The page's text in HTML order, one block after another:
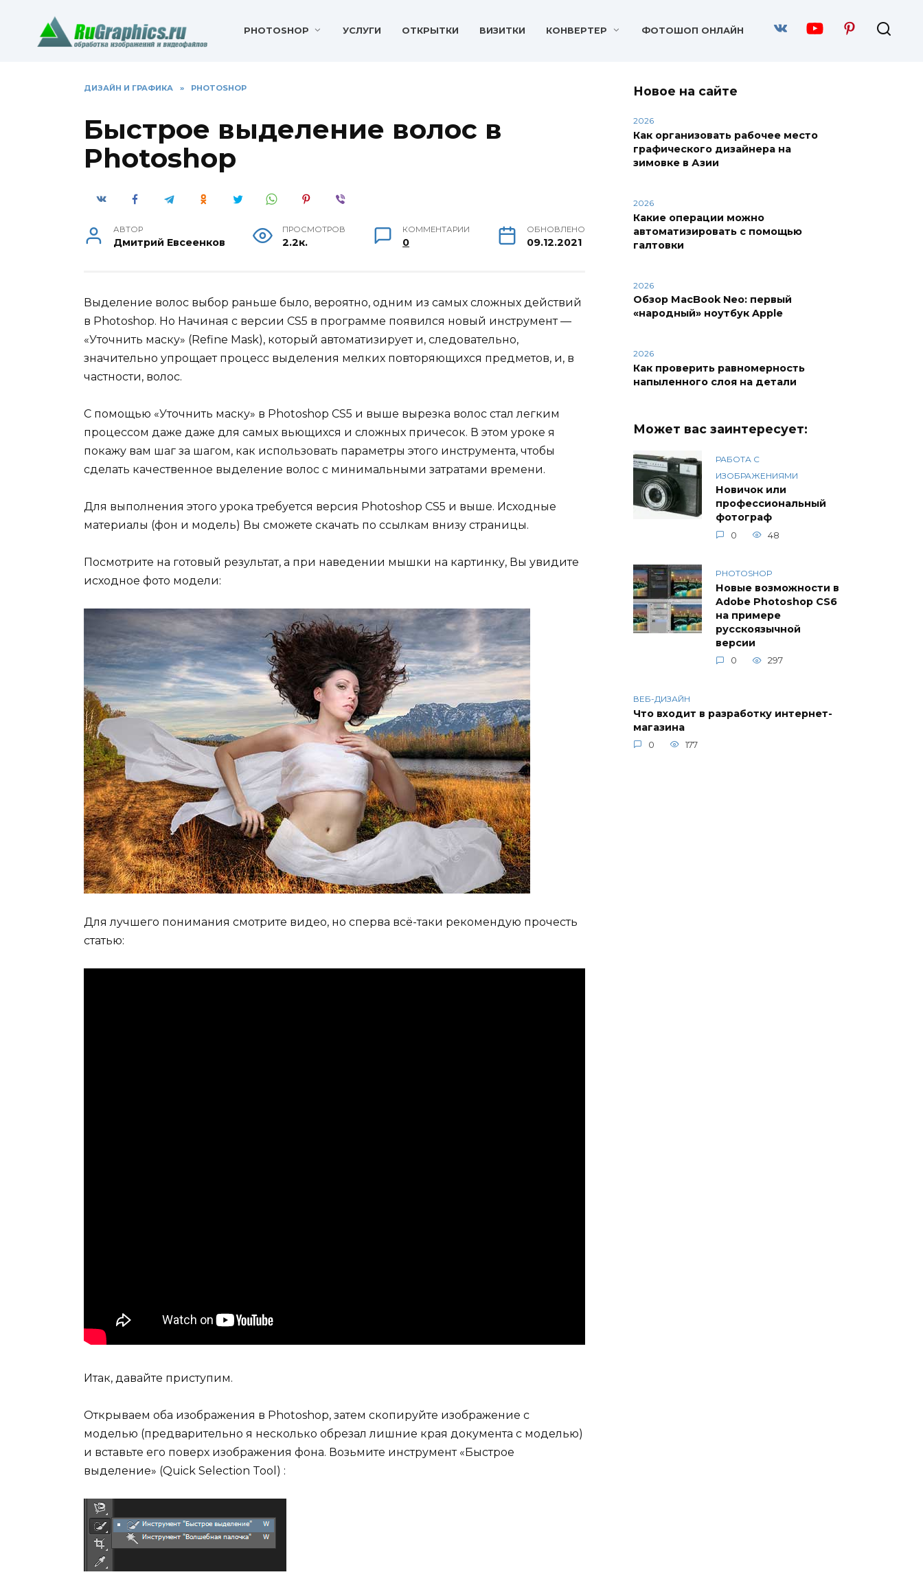
содержанию
PHOTOSHOP УСЛУГИ ОТКРЫТКИ ВИЗИТКИ КОНВЕРТЕР ФОТОШОП ОНЛАЙН
ДИЗАЙН И ГРАФИКА » PHOTOSHOP
Быстрое выделение волос в
Photoshop
АВТОР
Дмитрий Евсеенков
ПРОСМОТРОВ
2.2к.
КОММЕНТАРИИ
0
ОБНОВЛЕНО
09.12.2021
Выделение волос выбор раньше было, вероятно, одним из самых сложных действий
в Photoshop. Но Начиная с версии CS5 в программе появился новый инструмент —
«Уточнить маску» (Refine Mask), который автоматизирует и, следовательно,
значительно упрощает процесс выделения мелких повторяющихся предметов, и, в
частности, волос.
С помощью «Уточнить маску» в Photoshop CS5 и выше вырезка волос стал легким
процессом даже даже для самых вьющихся и сложных причесок. В этом уроке я
покажу вам шаг за шагом, как использовать параметры этого инструмента, чтобы
сделать качественное выделение волос с минимальными затратами времени.
Для выполнения этого урока требуется версия Photoshop CS5 и выше. Исходные
материалы (фон и модель) Вы сможете скачать по ссылкам внизу страницы.
Посмотрите на готовый результат, а при наведении мышки на картинку, Вы увидите
исходное фото модели:
Для лучшего понимания смотрите видео, но сперва всё-таки рекомендую прочесть
статью:
Итак, давайте приступим.
Открываем оба изображения в Photoshop, затем скопируйте изображение с
моделью (предварительно я несколько обрезал лишние края документа с моделью)
и вставьте его поверх изображения фона. Возьмите инструмент «Быстрое
выделение» (Quick Selection Tool) :
Новое на сайте
2026
Как организовать рабочее место
графического дизайнера на
зимовке в Азии
2026
Какие операции можно
автоматизировать с помощью
галтовки
2026
Обзор MacBook Neo: первый
«народный» ноутбук Apple
2026
Как проверить равномерность
напыленного слоя на детали
Может вас заинтересует:
РАБОТА С
ИЗОБРАЖЕНИЯМИ
Новичок или
профессиональный
фотограф
0 48
PHOTOSHOP
Новые возможности в
Adobe Photoshop CS6
на примере
русскоязычной
версии
0 297
ВЕБ-ДИЗАЙН
Что входит в разработку интернет-
магазина
0 177